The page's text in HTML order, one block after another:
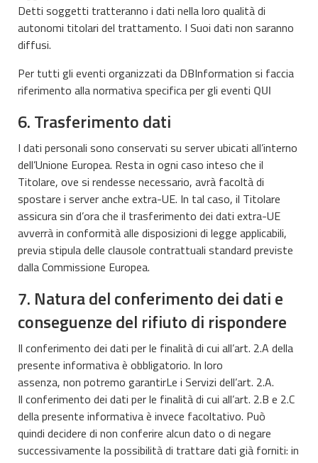
Detti soggetti tratteranno i dati nella loro qualità di
autonomi titolari del trattamento. I Suoi dati non saranno
diffusi.
Per tutti gli eventi organizzati da DBInformation si faccia
riferimento alla normativa specifica per gli eventi QUI
6. Trasferimento dati
I dati personali sono conservati su server ubicati all’interno
dell’Unione Europea. Resta in ogni caso inteso che il
Titolare, ove si rendesse necessario, avrà facoltà di
spostare i server anche extra-UE. In tal caso, il Titolare
assicura sin d’ora che il trasferimento dei dati extra-UE
avverrà in conformità alle disposizioni di legge applicabili,
previa stipula delle clausole contrattuali standard previste
dalla Commissione Europea.
7. Natura del conferimento dei dati e
conseguenze del rifiuto di rispondere
Il conferimento dei dati per le finalità di cui all’art. 2.A della
presente informativa è obbligatorio. In loro
assenza, non potremo garantirLe i Servizi dell’art. 2.A.
Il conferimento dei dati per le finalità di cui all’art. 2.B e 2.C
della presente informativa è invece facoltativo. Può
quindi decidere di non conferire alcun dato o di negare
successivamente la possibilità di trattare dati già forniti: in